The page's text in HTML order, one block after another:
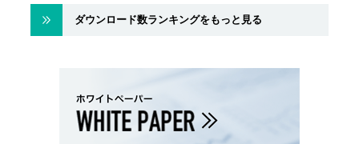
ダウンロード数ランキングをもっと見る